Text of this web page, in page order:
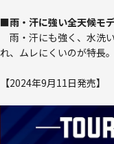
■雨・汗に強い全天候モ
雨・汗にも強く、水洗
れ、ムレにくいのが特長。
【2024年9月11日発売】